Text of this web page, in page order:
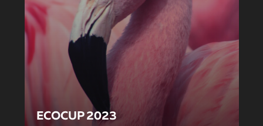
ECOCUP 2023